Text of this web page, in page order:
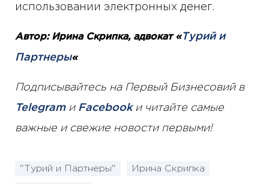
использовании электронных денег.
Автор: Ирина Скрипка, адвокат «Турий и
Партнеры«
Подписывайтесь на Первый Бизнесовий в
Telegramи Facebookи читайте самые
важные и свежие новости первыми!
"Турий и Партнеры" Ирина Скрипка